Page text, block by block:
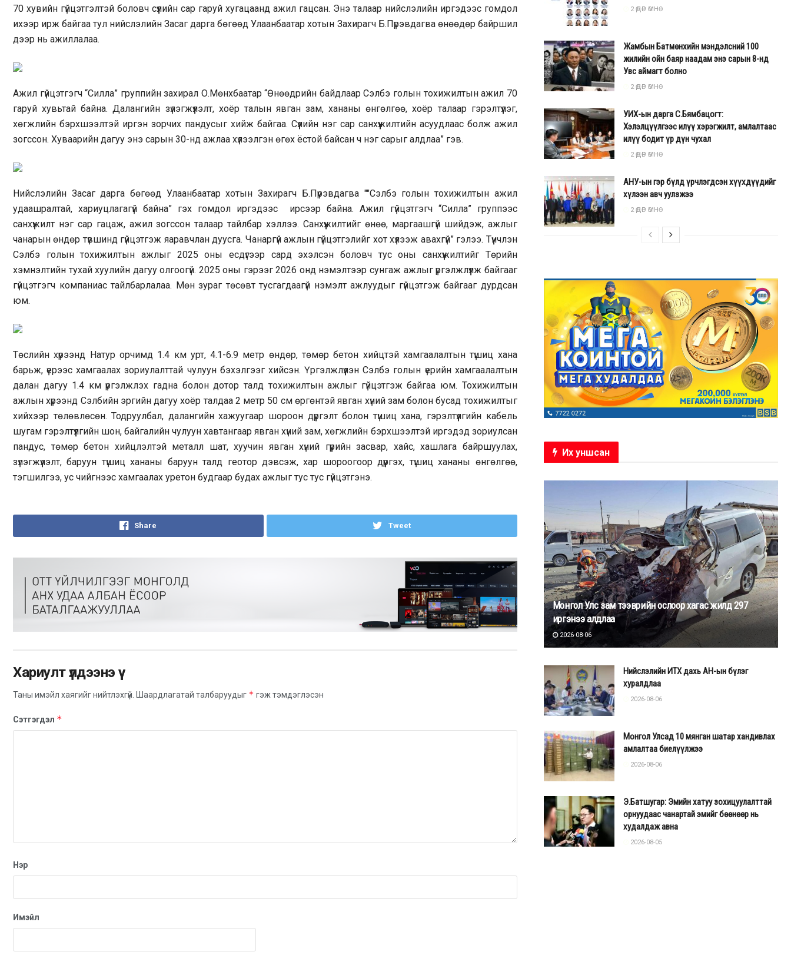
70 хувийн гүйцэтгэлтэй боловч сүүлийн сар гаруй хугацаанд ажил гацсан. Энэ талаар нийслэлийн иргэдээс гомдол
ихээр ирж байгаа тул нийслэлийн Засаг дарга бөгөөд Улаанбаатар хотын Захирагч Б.Пүрэвдагва өнөөдөр байршил
дээр нь ажиллалаа.
Ажил гүйцэтгэгч “Силла” группийн захирал О.Мөнхбаатар “Өнөөдрийн байдлаар Сэлбэ голын тохижилтын ажил 70
гаруй хувьтай байна. Далангийн зүлэгжүүлэлт, хоёр талын явган зам, хананы өнгөлгөө, хоёр талаар гэрэлтүүлэг,
хөгжлийн бэрхшээлтэй иргэн зорчих пандусыг хийж байгаа. Сүүлийн нэг сар санхүүжилтийн асуудлаас болж ажил
зогссон. Хуваарийн дагуу энэ сарын 30-нд ажлаа хүлээлгэн өгөх ёстой байсан ч нэг сарыг алдлаа” гэв.
Нийслэлийн Засаг дарга бөгөөд Улаанбаатар хотын Захирагч Б.Пүрэвдагва ""Сэлбэ голын тохижилтын ажил
удаашралтай, хариуцлагагүй байна” гэх гомдол иргэдээс ирсээр байна. Ажил гүйцэтгэгч “Силла” группээс
санхүүжилт нэг сар гацаж, ажил зогссон талаар тайлбар хэллээ. Санхүүжилтийг өнөө, маргаашгүй шийдэж, ажлыг
чанарын өндөр түвшинд гүйцэтгэж яаравчлан дуусга. Чанаргүй ажлын гүйцэтгэлийг хот хүлээж авахгүй” гэлээ. Түүнчлэн
Сэлбэ голын тохижилтын ажлыг 2025 оны есдүгээр сард эхэлсэн боловч тус оны санхүүжилтийг Төрийн
хэмнэлтийн тухай хуулийн дагуу олгоогүй. 2025 оны гэрээг 2026 онд нэмэлтээр сунгаж ажлыг үргэлжлүүлж байгааг
гүйцэтгэгч компаниас тайлбарлалаа. Мөн зураг төсөвт тусгагдаагүй нэмэлт ажлуудыг гүйцэтгэж байгааг дурдсан
юм.
Төслийн хүрээнд Натур орчимд 1.4 км урт, 4.1-6.9 метр өндөр, төмөр бетон хийцтэй хамгаалалтын түшиц хана
барьж, үерээс хамгаалах зориулалттай чулуун бэхэлгээг хийсэн. Үргэлжлүүлэн Сэлбэ голын үерийн хамгаалалтын
далан дагуу 1.4 км үргэлжлэх гадна болон дотор талд тохижилтын ажлыг гүйцэтгэж байгаа юм. Тохижилтын
ажлын хүрээнд Сэлбийн эргийн дагуу хоёр талдаа 2 метр 50 см өргөнтэй явган хүний зам болон бусад тохижилтыг
хийхээр төлөвлөсөн. Тодруулбал, далангийн хажуугаар шороон дүүргэлт болон түшиц хана, гэрэлтүүлгийн кабель
шугам гэрэлтүүлгийн шон, байгалийн чулуун хавтангаар явган хүний зам, хөгжлийн бэрхшээлтэй иргэдэд зориулсан
пандус, төмөр бетон хийцлэлтэй металл шат, хуучин явган хүний гүүрийн засвар, хайс, хашлага байршуулах,
зүлэгжүүлэлт, баруун түшиц хананы баруун талд геотор дэвсэж, хар шороогоор дүүргэх, түшиц хананы өнгөлгөө,
тэгшилгээ, ус чийгнээс хамгаалах уретон будгаар будах ажлыг тус тус гүйцэтгэнэ.
Share Tweet
Хариулт үлдээнэ үү
Таны имэйл хаягийг нийтлэхгүй. Шаардлагатай талбаруудыг * гэж тэмдэглэсэн
Сэтгэгдэл *
Нэр
Имэйл
2 ӨДӨР ӨМНӨ
Жамбын Батмөнхийн мэндэлсний 100
жилийн ойн баяр наадам энэ сарын 8-нд
Увс аймагт болно
2 ӨДӨР ӨМНӨ
УИХ-ын дарга С.Бямбацогт:
Хэлэлцүүлгээс илүү хэрэгжилт, амлалтаас
илүү бодит үр дүн чухал
2 ӨДӨР ӨМНӨ
АНУ-ын гэр бүлд үрчлэгдсэн хүүхдүүдийг
хүлээн авч уулзжээ
2 ӨДӨР ӨМНӨ
Их уншсан
Монгол Улс зам тээврийн ослоор хагас жилд 297
иргэнээ алдлаа
2026-08-06
Нийслэлийн ИТХ дахь АН-ын бүлэг
хуралдлаа
2026-08-06
Монгол Улсад 10 мянган шатар хандивлах
амлалтаа биелүүлжээ
2026-08-06
Э.Батшугар: Эмийн хатуу зохицуулалттай
орнуудаас чанартай эмийг бөөнөөр нь
худалдаж авна
2026-08-05